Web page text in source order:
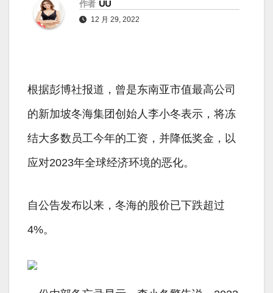
作者 UU
12 月 29, 2022
根据彭博社报道，曾是东南亚市值最高公司
的新加坡冬海集团创始人李小冬表示，将冻
结大多数员工今年的工资，并降低奖金，以
应对2023年全球经济环境的恶化。
自公告发布以来，冬海的股价已下跌超过
4%。